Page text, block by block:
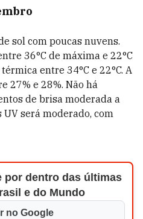
sol com poucas nuvens.
36°C de máxima e 22°C
entre 34°C e 22°C. A
27% e 28%. Não há
de brisa moderada a
será moderado, com
por dentro das últimas
e do Mundo
no Google